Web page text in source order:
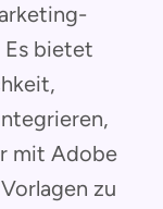
Es bietet
mit Adobe
zu